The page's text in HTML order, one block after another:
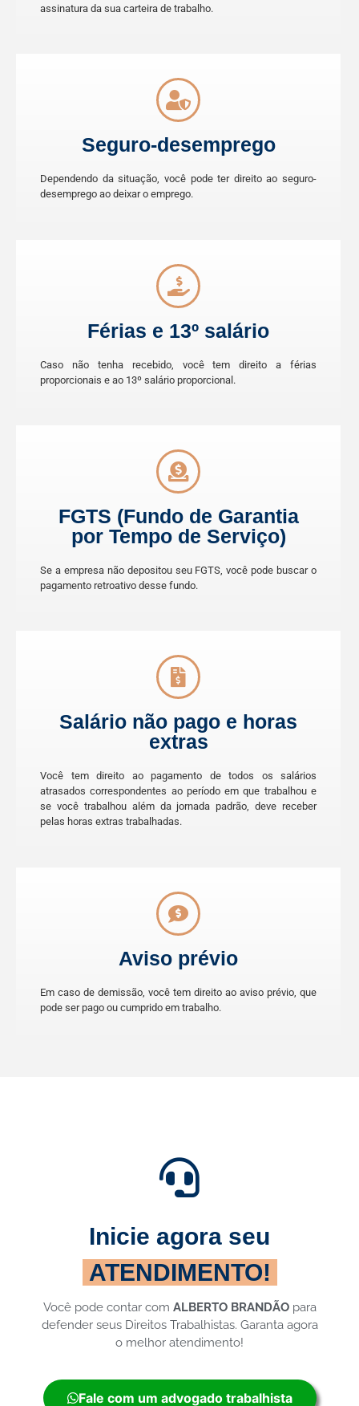
assinatura da sua carteira de trabalho.
Seguro-desemprego
Dependendo da situação, você pode ter direito ao seguro-
desemprego ao deixar o emprego.
Férias e 13º salário
Caso não tenha recebido, você tem direito a férias
proporcionais e ao 13º salário proporcional.
FGTS (Fundo de Garantia
por Tempo de Serviço)
Se a empresa não depositou seu FGTS, você pode buscar o
pagamento retroativo desse fundo.
Salário não pago e horas
extras
Você tem direito ao pagamento de todos os salários
atrasados correspondentes ao período em que trabalhou e
se você trabalhou além da jornada padrão, deve receber
pelas horas extras trabalhadas.
Aviso prévio
Em caso de demissão, você tem direito ao aviso prévio, que
pode ser pago ou cumprido em trabalho.
Inicie agora seu
ATENDIMENTO!
Você pode contar com ALBERTO BRANDÃOpara
defender seus Direitos Trabalhistas. Garanta agora
o melhor atendimento!
Fale com um advogado trabalhista